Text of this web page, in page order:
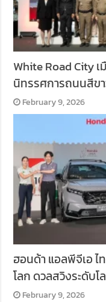
White Road City
นิทรรศการถนนสีข
February 9, 2026
ฮอนด้า แอลพีจีเอ
โลก ดวลสวิงระดับ
February 9, 2026